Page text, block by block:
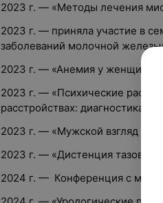
2023 г. — «Методы лечения
2023 г. — приняла участие в
заболеваний молочной
2023 г. — «Анемия у женщин
2023 г. — «Психические
расстройствах: диагностика
2023 г. — «Мужской взгляд на
2023 г. — «Дистенция тазовых
2024 г. — Конференция с